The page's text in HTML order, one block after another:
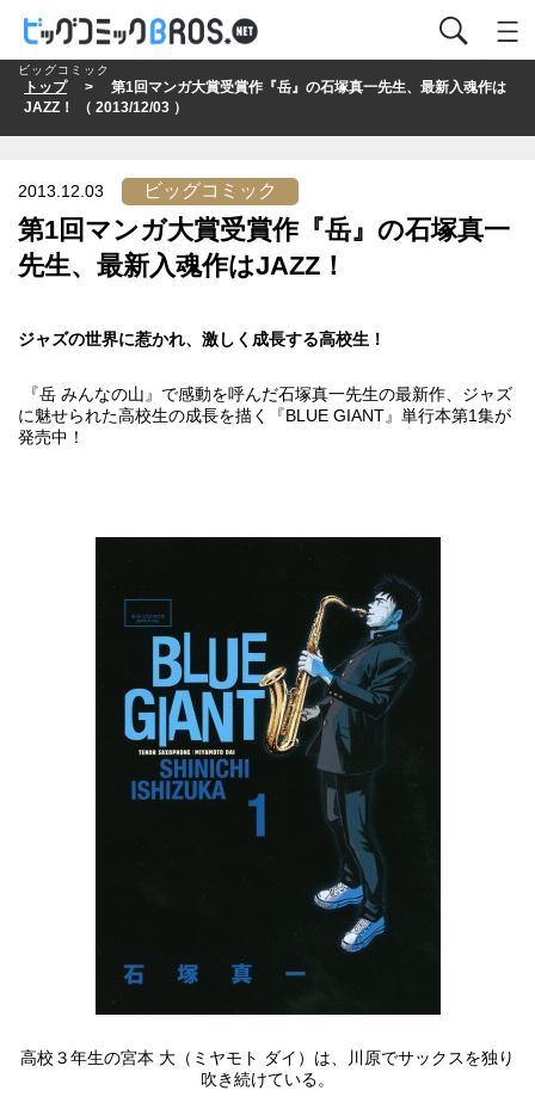
トップ> 第1回マンガ大賞受賞作『岳』の石塚真一先生、最新入魂作は
JAZZ！ （ 2013/12/03 ）
ビッグコミック
2013.12.03
第1回マンガ大賞受賞作『岳』の石塚真一
先生、最新入魂作はJAZZ！
ビッグコミック
ジャズの世界に惹かれ、激しく成長する高校生！
『岳 みんなの山 』で感動を呼んだ石塚真一先生の最新作、ジャズ
に魅せられた高校生の成長を描く
『BLUE GIANT』 単行本第1集が
発売中！
高校３年生の宮本 大（ミヤモト ダイ）は、川原でサックスを独り
吹き続けている。